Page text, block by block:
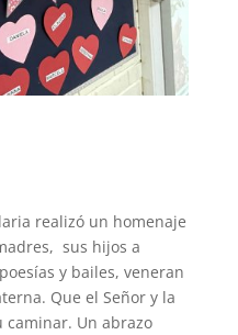
realizó un homenaje
sus hijos a
y bailes, veneran
Que el Señor y la
caminar. Un abrazo